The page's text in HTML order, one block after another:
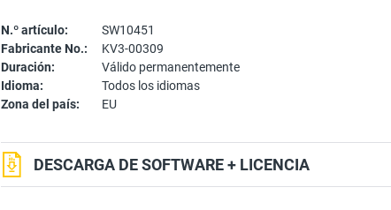
N.º artículo:
SW10451
Fabricante No.:
KV3-00309
Duración:
Válido permanentemente
Idioma:
Todos los idiomas
Zona del país:
EU
DESCARGA DE SOFTWARE + LICENCIA